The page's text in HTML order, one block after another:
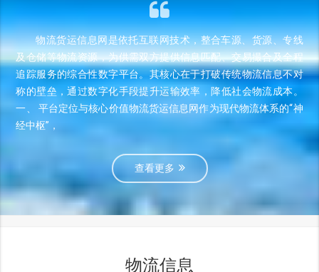
物流货运信息网是依托互联网技术，整合车源、货源、专线
及仓储等物流资源，为供需双方提供信息匹配、交易撮合及全程
追踪服务的综合性数字平台。其核心在于打破传统物流信息不对
称的壁垒，通过数字化手段提升运输效率，降低社会物流成本。
一、 平台定位与核心价值物流货运信息网作为现代物流体系的“神
经中枢”，
查看更多
物流信息